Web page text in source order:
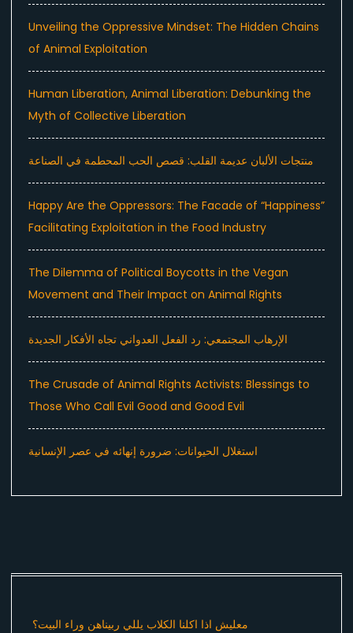
Unveiling the Oppressive Mindset: The Hidden Chains
of Animal Exploitation
Human Liberation, Animal Liberation: Debunking the
Myth of Collective Liberation
منتجات الألبان عديمة القلب: قصص الحب المحطمة في الصناعة
Happy Are the Oppressors: The Facade of “Happiness”
Facilitating Exploitation in the Food Industry
The Dilemma of Political Boycotts in the Vegan
Movement and Their Impact on Animal Rights
الإرهاب المجتمعي: رد الفعل العدواني تجاه الأفكار الجديدة
The Crusade of Animal Rights Activists: Blessings to
Those Who Call Evil Good and Good Evil
استغلال الحيوانات: ضرورة إنهائه في عصر الإنسانية
معليش اذا اكلنا الكلاب يللي ربيناهن وراء البيت؟